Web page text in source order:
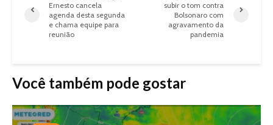
Ernesto cancela
agenda desta segunda
e chama equipe para
reunião
subir o tom contra
Bolsonaro com
agravamento da
pandemia
Você também pode gostar